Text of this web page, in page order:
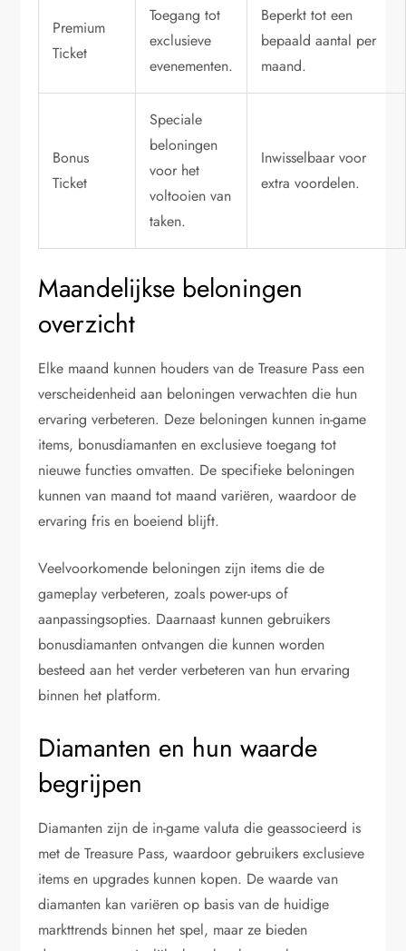
Premium
Ticket
Toegang tot
exclusieve
evenementen.
Beperkt tot een
bepaald aantal per
maand.
Bonus
Ticket
Speciale
beloningen
voor het
voltooien van
taken.
Inwisselbaar voor
extra voordelen.
Maandelijkse beloningen
overzicht
Elke maand kunnen houders van de Treasure Pass een
verscheidenheid aan beloningen verwachten die hun
ervaring verbeteren. Deze beloningen kunnen in-game
items, bonusdiamanten en exclusieve toegang tot
nieuwe functies omvatten. De specifieke beloningen
kunnen van maand tot maand variëren, waardoor de
ervaring fris en boeiend blijft.
Veelvoorkomende beloningen zijn items die de
gameplay verbeteren, zoals power-ups of
aanpassingsopties. Daarnaast kunnen gebruikers
bonusdiamanten ontvangen die kunnen worden
besteed aan het verder verbeteren van hun ervaring
binnen het platform.
Diamanten en hun waarde
begrijpen
Diamanten zijn de in-game valuta die geassocieerd is
met de Treasure Pass, waardoor gebruikers exclusieve
items en upgrades kunnen kopen. De waarde van
diamanten kan variëren op basis van de huidige
markttrends binnen het spel, maar ze bieden